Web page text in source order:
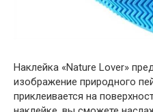
Наклейка «Nature Lover»
изображение природного
приклеивается на